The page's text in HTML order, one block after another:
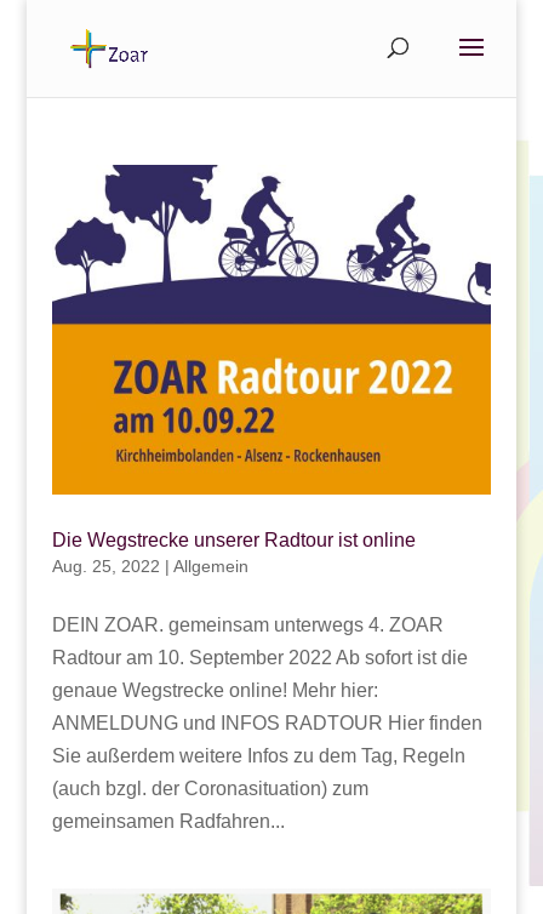
Die Wegstrecke unserer Radtour ist online
Aug. 25, 2022 | Allgemein
DEIN ZOAR. gemeinsam unterwegs 4. ZOAR
Radtour am 10. September 2022 Ab sofort ist die
genaue Wegstrecke online! Mehr hier:
ANMELDUNG und INFOS RADTOUR Hier finden
Sie außerdem weitere Infos zu dem Tag, Regeln
(auch bzgl. der Coronasituation) zum
gemeinsamen Radfahren...